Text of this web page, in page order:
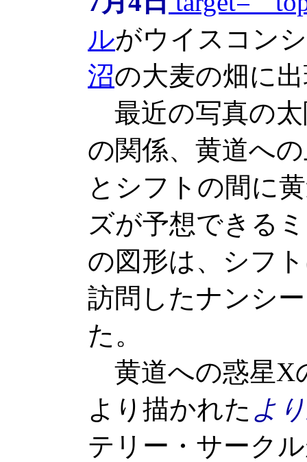
ルがウイスコン
沼の大麦の畑に
最近の写真の太
の関係、黄道へ
とシフトの間に
ズが予想できる
の図形は、シフ
訪問したナンシ
た。
黄道への惑星X
より描かれた よ
テリー・サーク